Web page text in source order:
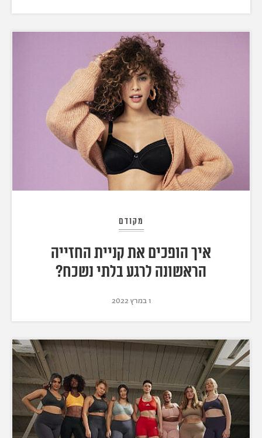
מקודם
איך הופכים את קניית החזייה
הראשונה לרגע בלתי נשכח?
1 במרץ 2022